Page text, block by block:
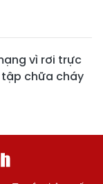
vì rơi trực
chữa cháy